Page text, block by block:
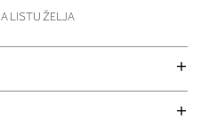
LISTU ŽELJA